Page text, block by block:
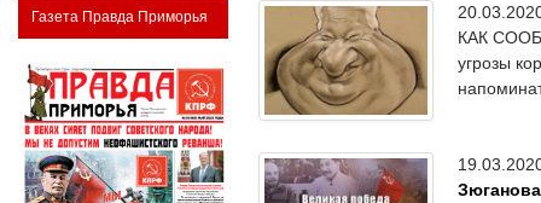
Газета Правда Приморья
КАК
угрозы